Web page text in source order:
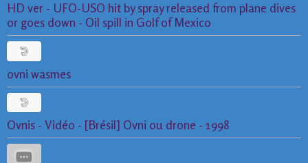
HD ver - UFO-USO hit by spray released from plane dives
or goes down - Oil spill in Golf of Mexico
ovni wasmes
Ovnis - Vidéo - [Brésil] Ovni ou drone - 1998